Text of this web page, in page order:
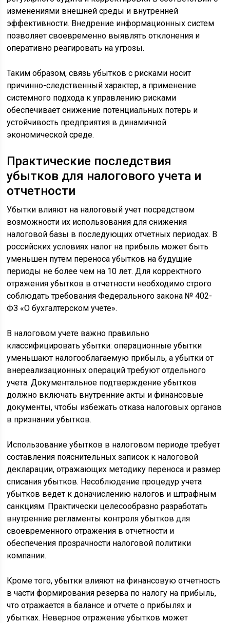
изменениями внешней среды и внутренней
эффективности. Внедрение информационных систем
позволяет своевременно выявлять отклонения и
оперативно реагировать на угрозы.
Таким образом, связь убытков с рисками носит
причинно-следственный характер, а применение
системного подхода к управлению рисками
обеспечивает снижение потенциальных потерь и
устойчивость предприятия в динамичной
экономической среде.
Практические последствия
убытков для налогового учета и
отчетности
Убытки влияют на налоговый учет посредством
возможности их использования для снижения
налоговой базы в последующих отчетных периодах. В
российских условиях налог на прибыль может быть
уменьшен путем переноса убытков на будущие
периоды не более чем на 10 лет. Для корректного
отражения убытков в отчетности необходимо строго
соблюдать требования Федерального закона № 402-
ФЗ «О бухгалтерском учете».
В налоговом учете важно правильно
классифицировать убытки: операционные убытки
уменьшают налогооблагаемую прибыль, а убытки от
внереализационных операций требуют отдельного
учета. Документальное подтверждение убытков
должно включать внутренние акты и финансовые
документы, чтобы избежать отказа налоговых органов
в признании убытков.
Использование убытков в налоговом периоде требует
составления пояснительных записок к налоговой
декларации, отражающих методику переноса и размер
списания убытков. Несоблюдение процедур учета
убытков ведет к доначислению налогов и штрафным
санкциям. Практически целесообразно разработать
внутренние регламенты контроля убытков для
своевременного отражения в отчетности и
обеспечения прозрачности налоговой политики
компании.
Кроме того, убытки влияют на финансовую отчетность
в части формирования резерва по налогу на прибыль,
что отражается в балансе и отчете о прибылях и
убытках. Неверное отражение убытков может